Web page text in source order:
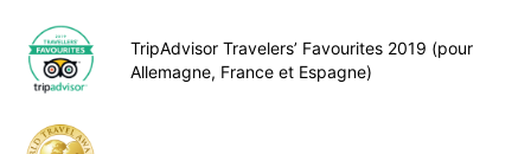
TripAdvisor Travelers’ Favourites 2019 (pour
Allemagne, France et Espagne)